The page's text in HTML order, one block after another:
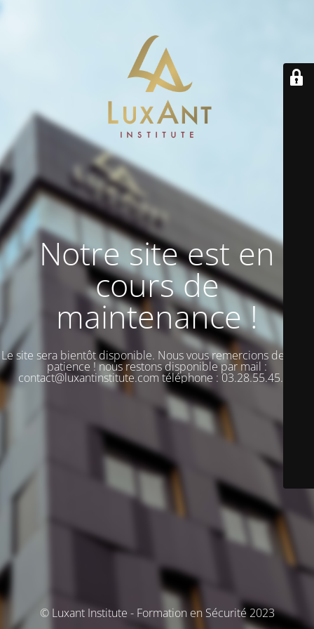
Notre site est en
cours de
maintenance !
Le site sera bientôt disponible. Nous vous remercions de votre
patience ! nous restons disponible par mail :
contact@luxantinstitute.com téléphone : 03.28.55.45.00
© Luxant Institute - Formation en Sécurité 2023